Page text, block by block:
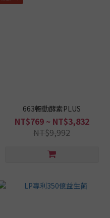
663暢動酵素PLUS
NT$769 ~ NT$3,832
NT$9,992